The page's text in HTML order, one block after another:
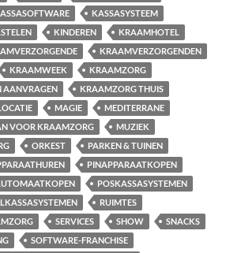
KASSASYSTEEM
KINDEREN
KRAAMHOTEL
KRAAMVERZORGENDEN
KRAAMWEEK
KRAAMZORG
AANVRAGEN
KRAAMZORG THUIS
MAGIE
MEDITERRANE
VOOR KRAAMZORG
MUZIEK
ORKEST
PARKEN & TUINEN
PINAPPARAATKOPEN
POSKASSASYSTEMEN
RUIMTES
SERVICES SHOW
SNACKS
SOFTWARE-FRANCHISE